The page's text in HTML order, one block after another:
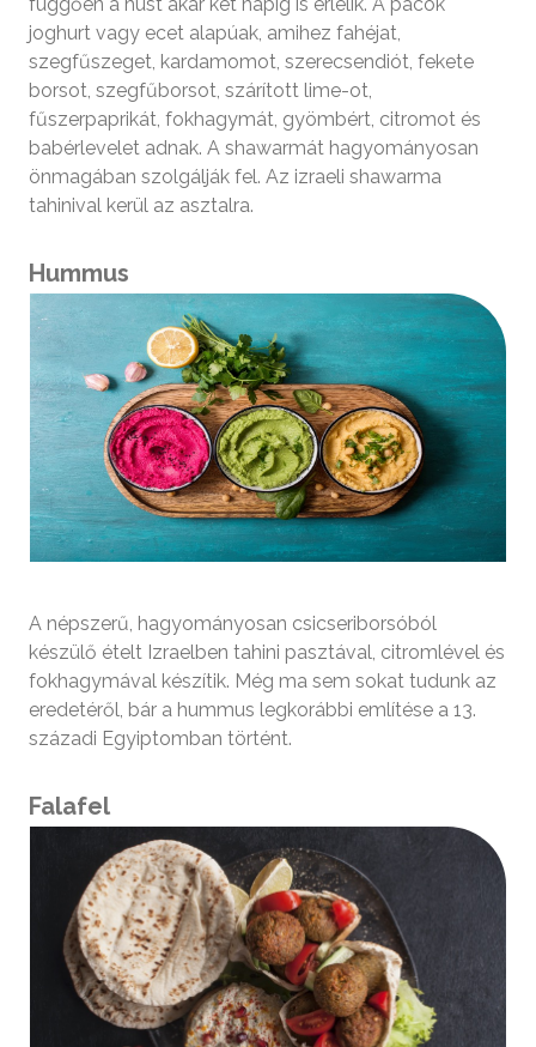
joghurt vagy ecet alapúak, amihez fahéjat,
szegfűszeget, kardamomot, szerecsendiót, fekete
borsot, szegfűborsot, szárított lime-ot,
fűszerpaprikát, fokhagymát, gyömbért, citromot és
babérlevelet adnak. A shawarmát hagyományosan
önmagában szolgálják fel. Az izraeli shawarma
tahinival kerül az asztalra.
Hummus
A népszerű, hagyományosan csicseriborsóból
készülő ételt Izraelben tahini pasztával, citromlével és
fokhagymával készítik. Még ma sem sokat tudunk az
eredetéről, bár a hummus legkorábbi említése a 13.
századi Egyiptomban történt.
Falafel